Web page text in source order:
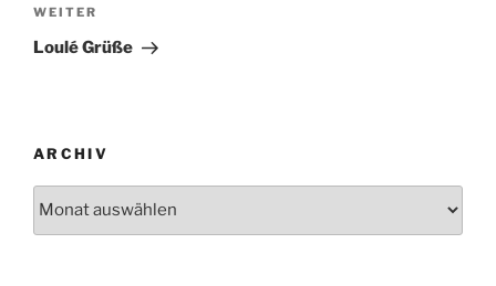
Nächster
Beitrag
WEITER
Loulé Grüße
ARCHIV